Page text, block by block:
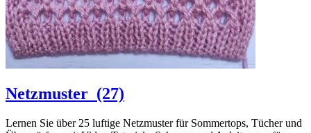
Netzmuster (27)
Lernen Sie über 25 luftige Netzmuster für Sommertops, Tücher und